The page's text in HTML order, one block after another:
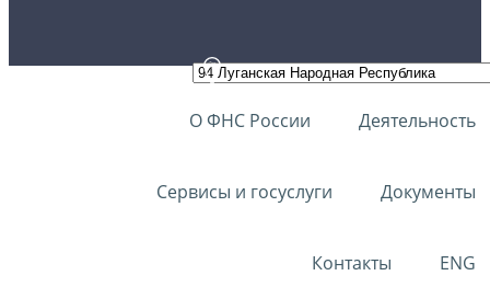
О ФНС России Деятельность
Сервисы и госуслуги Документы
Контакты ENG